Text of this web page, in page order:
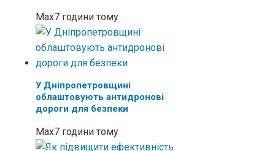
Max7 години тому
У Дніпропетровщині
облаштовують антидронові
дороги для безпеки
Max7 години тому